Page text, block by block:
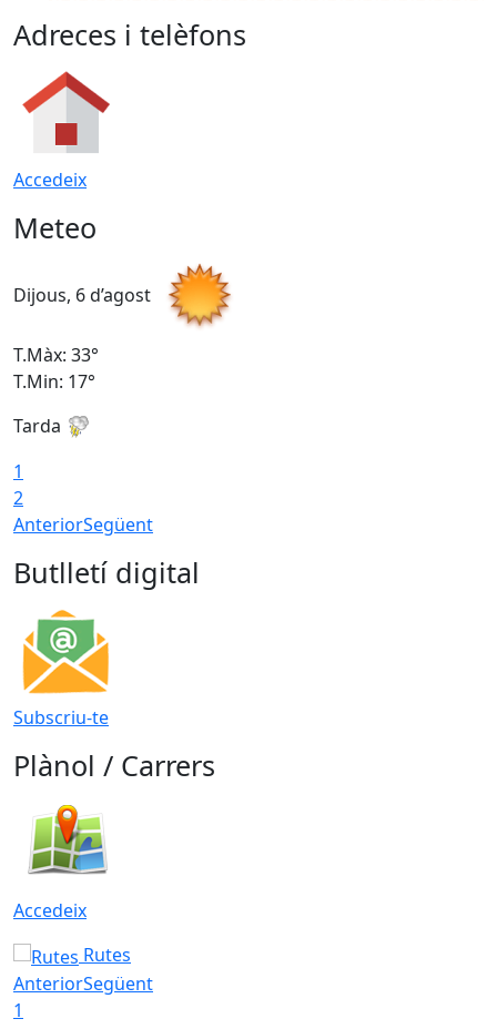
Adreces i telèfons
Accedeix
Meteo
Dijous, 6 d’agost
T.Màx: 33°
T.Min: 17°
Tarda
1
2
AnteriorSegüent
Butlletí digital
Subscriu-te
Plànol / Carrers
Accedeix
Rutes
AnteriorSegüent
1